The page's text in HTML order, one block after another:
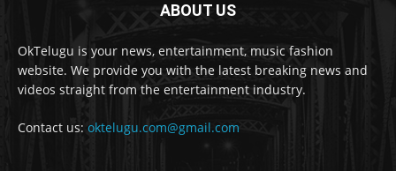
ABOUT US
OkTelugu is your news, entertainment, music fashion
website. We provide you with the latest breaking news and
videos straight from the entertainment industry.
Contact us: oktelugu.com@gmail.com